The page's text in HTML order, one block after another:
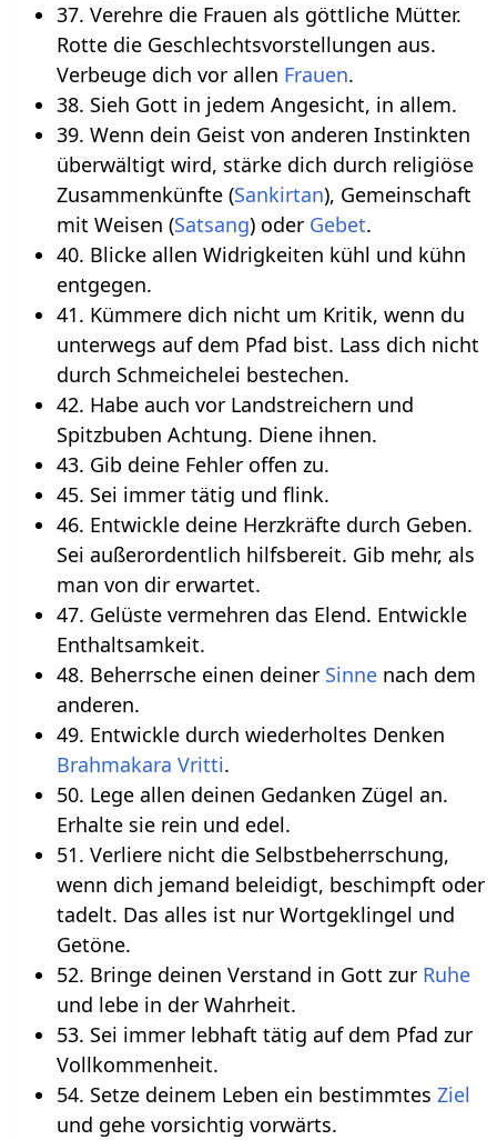
37. Verehre die Frauen als göttliche Mütter.
Rotte die Geschlechtsvorstellungen aus.
Verbeuge dich vor allen Frauen.
38. Sieh Gott in jedem Angesicht, in allem.
39. Wenn dein Geist von anderen Instinkten
überwältigt wird, stärke dich durch religiöse
Zusammenkünfte (Sankirtan), Gemeinschaft
mit Weisen (Satsang) oder Gebet.
40. Blicke allen Widrigkeiten kühl und kühn
entgegen.
41. Kümmere dich nicht um Kritik, wenn du
unterwegs auf dem Pfad bist. Lass dich nicht
durch Schmeichelei bestechen.
42. Habe auch vor Landstreichern und
Spitzbuben Achtung. Diene ihnen.
43. Gib deine Fehler offen zu.
45. Sei immer tätig und flink.
46. Entwickle deine Herzkräfte durch Geben.
Sei außerordentlich hilfsbereit. Gib mehr, als
man von dir erwartet.
47. Gelüste vermehren das Elend. Entwickle
Enthaltsamkeit.
48. Beherrsche einen deiner Sinnenach dem
anderen.
49. Entwickle durch wiederholtes Denken
Brahmakara Vritti.
50. Lege allen deinen Gedanken Zügel an.
Erhalte sie rein und edel.
51. Verliere nicht die Selbstbeherrschung,
wenn dich jemand beleidigt, beschimpft oder
tadelt. Das alles ist nur Wortgeklingel und
Getöne.
52. Bringe deinen Verstand in Gott zur Ruhe
und lebe in der Wahrheit.
53. Sei immer lebhaft tätig auf dem Pfad zur
Vollkommenheit.
54. Setze deinem Leben ein bestimmtes Ziel
und gehe vorsichtig vorwärts.